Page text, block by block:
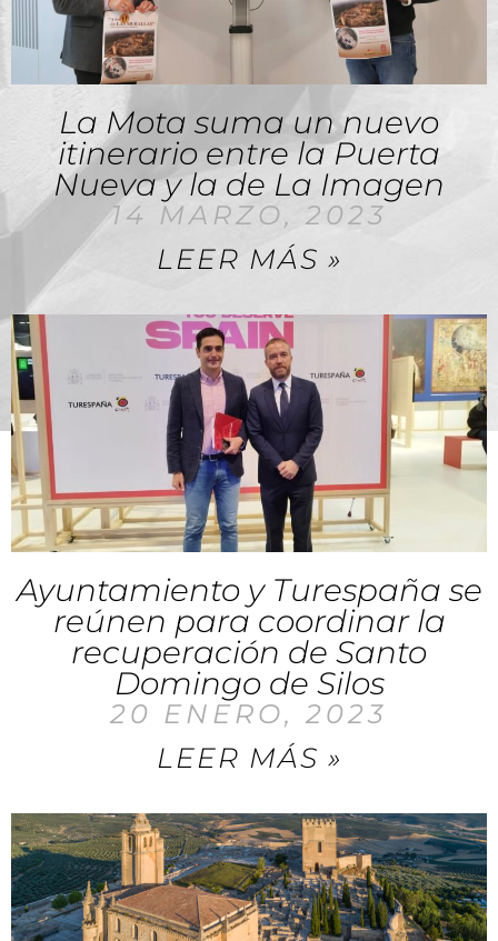
La Mota suma un nuevo
itinerario entre la Puerta
Nueva y la de La Imagen
14 MARZO, 2023
LEER MÁS »
Ayuntamiento y Turespaña se
reúnen para coordinar la
recuperación de Santo
Domingo de Silos
20 ENERO, 2023
LEER MÁS »